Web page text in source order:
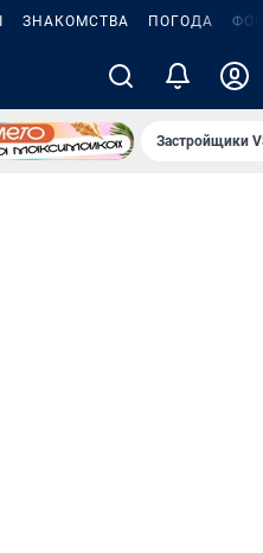
ЗНАКОМСТВА ПОГОДА
Застройщики